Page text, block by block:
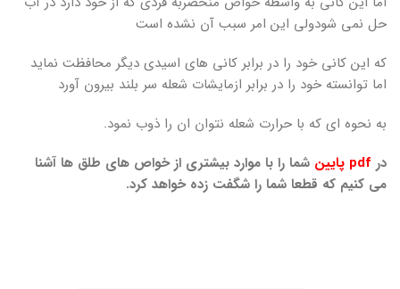
حل نمی شودولی این امر سبب آن نشده است
که این کانی خود را در برابر کانی های اسیدی دیگر محافظت نماید
اما توانسته خود را در برابر ازمایشات شعله سر بلند بیرون آورد
به نحوه ای که با حرارت شعله نتوان ان را ذوب نمود.
در pdf پایین
شما را با موارد بیشتری از خواص های طلق ها آشنا
می کنیم که قطعا شما را شگفت زده خواهد کرد.